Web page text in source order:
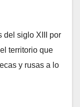
del siglo XIII por
territorio que
y rusas a lo